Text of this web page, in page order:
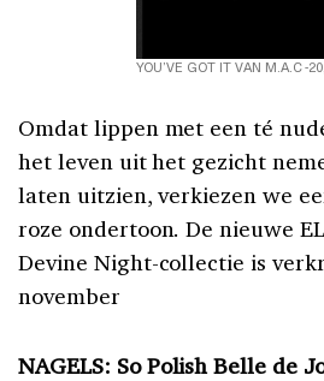
YOU’VE GOT IT VAN M.A.C -
Omdat lippen met een té
het leven uit het gezicht
laten uitzien, verkiezen we
roze ondertoon. De nieuwe
Devine Night-collectie is
november
NAGELS: So Polish Belle de